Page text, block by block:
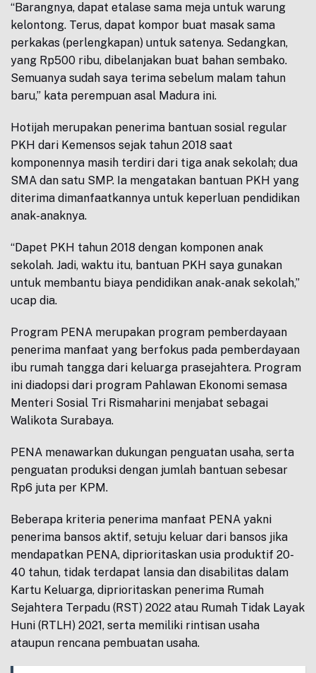
“Barangnya, dapat etalase sama meja untuk warung
kelontong. Terus, dapat kompor buat masak sama
perkakas (perlengkapan) untuk satenya. Sedangkan,
yang Rp500 ribu, dibelanjakan buat bahan sembako.
Semuanya sudah saya terima sebelum malam tahun
baru,” kata perempuan asal Madura ini.
Hotijah merupakan penerima bantuan sosial regular
PKH dari Kemensos sejak tahun 2018 saat
komponennya masih terdiri dari tiga anak sekolah; dua
SMA dan satu SMP. Ia mengatakan bantuan PKH yang
diterima dimanfaatkannya untuk keperluan pendidikan
anak-anaknya.
“Dapet PKH tahun 2018 dengan komponen anak
sekolah. Jadi, waktu itu, bantuan PKH saya gunakan
untuk membantu biaya pendidikan anak-anak sekolah,”
ucap dia.
Program PENA merupakan program pemberdayaan
penerima manfaat yang berfokus pada pemberdayaan
ibu rumah tangga dari keluarga prasejahtera. Program
ini diadopsi dari program Pahlawan Ekonomi semasa
Menteri Sosial Tri Rismaharini menjabat sebagai
Walikota Surabaya.
PENA menawarkan dukungan penguatan usaha, serta
penguatan produksi dengan jumlah bantuan sebesar
Rp6 juta per KPM.
Beberapa kriteria penerima manfaat PENA yakni
penerima bansos aktif, setuju keluar dari bansos jika
mendapatkan PENA, diprioritaskan usia produktif 20-
40 tahun, tidak terdapat lansia dan disabilitas dalam
Kartu Keluarga, diprioritaskan penerima Rumah
Sejahtera Terpadu (RST) 2022 atau Rumah Tidak Layak
Huni (RTLH) 2021, serta memiliki rintisan usaha
ataupun rencana pembuatan usaha.